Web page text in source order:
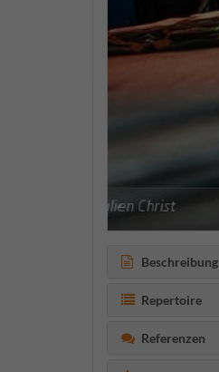
Beschreibung
Repertoire
Referenzen